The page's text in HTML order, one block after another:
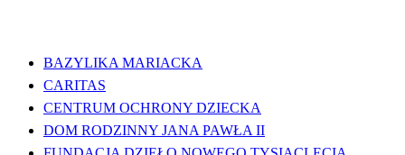
BAZYLIKA MARIACKA
CARITAS
CENTRUM OCHRONY DZIECKA
DOM RODZINNY JANA PAWŁA II